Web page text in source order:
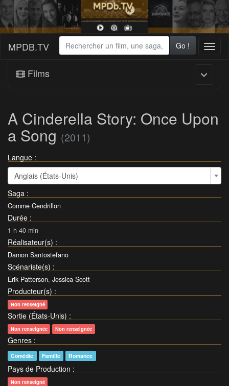
MPDB.TV Go !
Films
A Cinderella Story: Once Upon
a Song (2011)
Langue :
Anglais (États-Unis)
Saga :
Comme Cendrillon
Durée :
1 h 40 min
Réalisateur(s) :
Damon Santostefano
Scénariste(s) :
Erik Patterson, Jessica Scott
Producteur(s) :
Non renseigné
Sortie (États-Unis) :
Non renseignée Non renseignée
Genres :
Comédie Famille Romance
Pays de Production :
Non renseigné